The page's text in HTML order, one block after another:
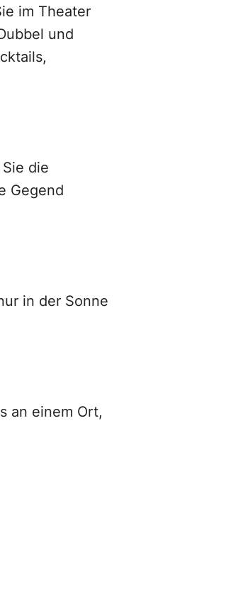
im Theater
und
die
Gegend
in der Sonne
an einem Ort,